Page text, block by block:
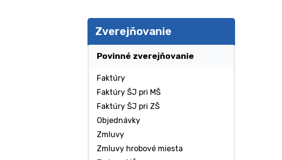
Zverejňovanie
Povinné zverejňovanie
Faktúry
Faktúry ŠJ pri MŠ
Faktúry ŠJ pri ZŠ
Objednávky
Zmluvy
Zmluvy hrobové miesta